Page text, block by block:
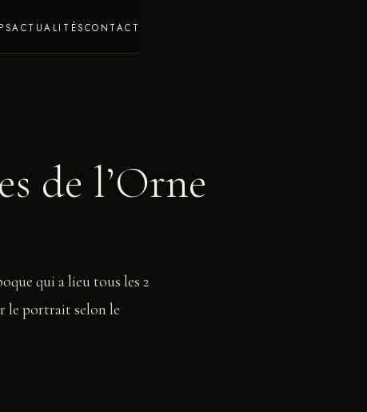
ACTUALITÉSCONTACT
de l’Orne
qui a lieu tous les 2
le portrait selon le